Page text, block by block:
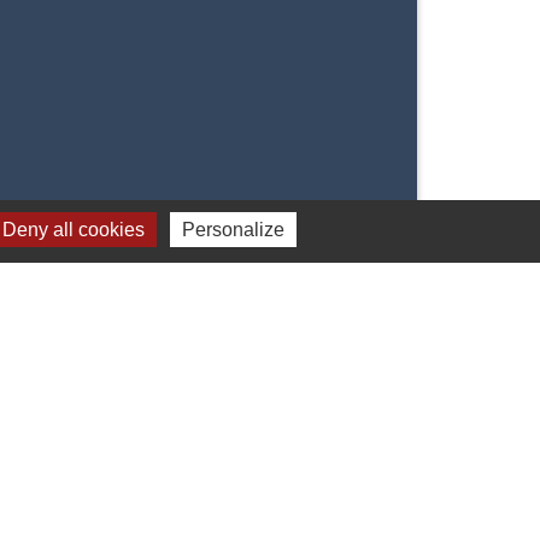
Deny all cookies Personalize